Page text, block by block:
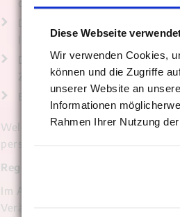
Diese Webseite
Wir verwenden Cookies,
können und die Zugriffe
unserer Website an
Informationen
Rahmen Ihrer Nutzung
oder einer weichen
Interdentalbürsten.
Der richtige Umgang mit
Zahnpflegeprodukte oder
Eine gezielte Pflege von
Welche Hilfsmittel sinnvoll sind,
persönliche Beratung ist hier
Regelmäßige Kontrollen werden
Im Alter empfehlen sich
Veränderungen frühzeitig erkannt